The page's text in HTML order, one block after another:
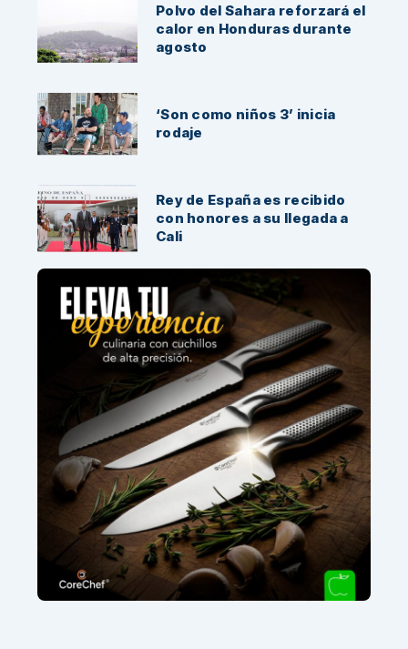
Polvo del Sahara reforzará el
calor en Honduras durante
agosto
‘Son como niños 3’ inicia
rodaje
Rey de España es recibido
con honores a su llegada a
Cali